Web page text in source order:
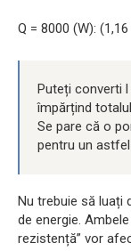
Q = 8000 (W):
Puteți converti
împărțind
Se pare că o
pentru un
Nu trebuie să luați
de energie.
rezistență” vor